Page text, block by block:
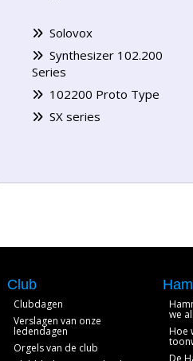
Solovox
Synthesizer 102.200
Series
102200 Proto Type
SX series
Club
Clubdagen
Verslagen van onze
ledendagen
Orgels van de club
we
Hoe
De